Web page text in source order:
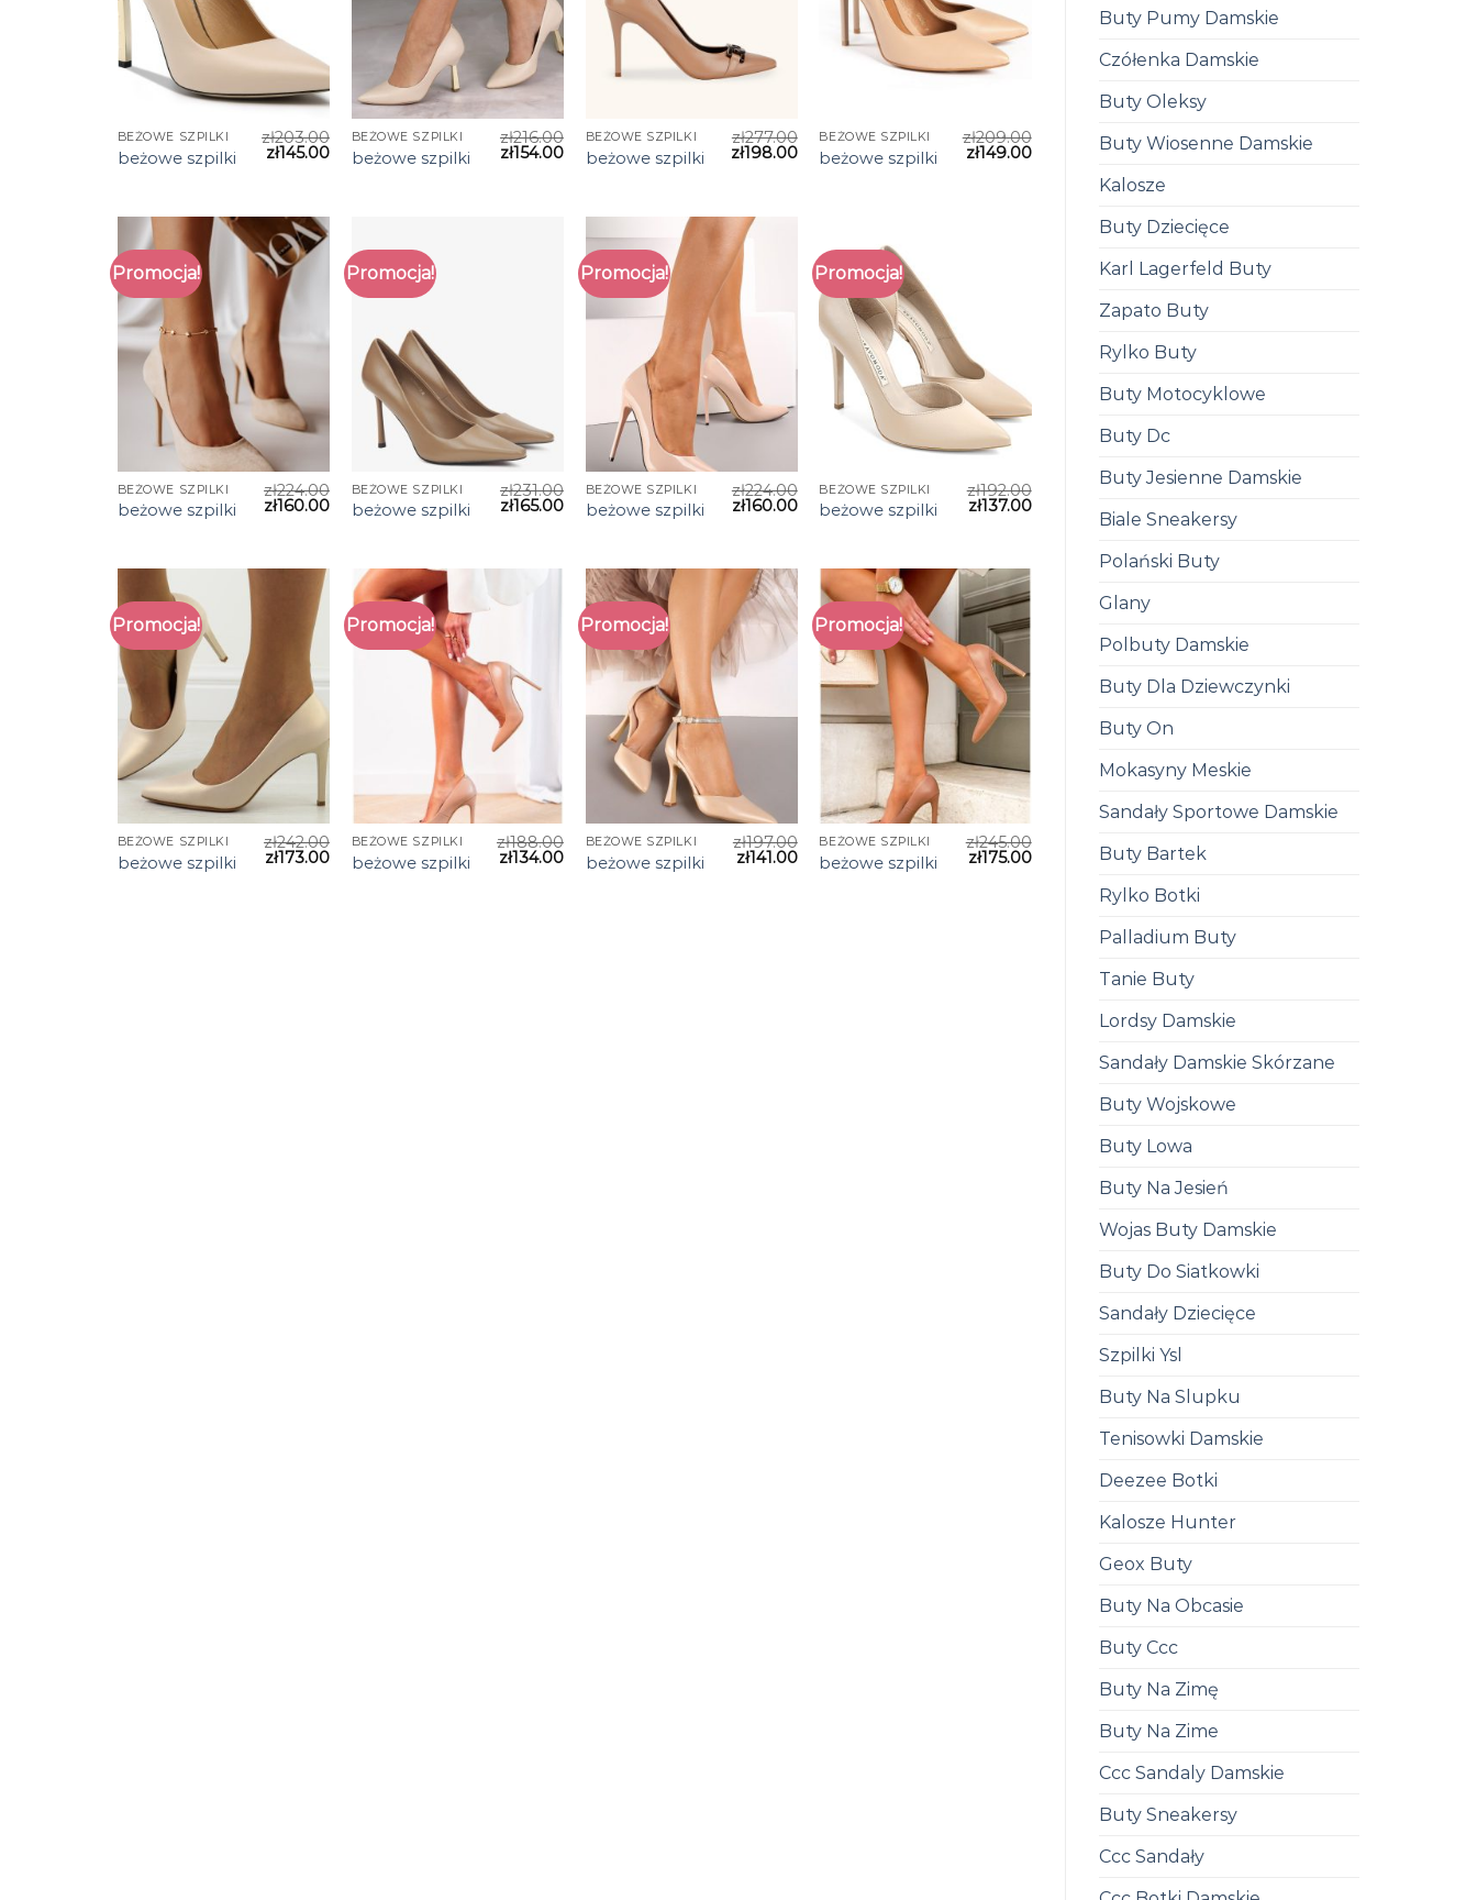
Buty Pumy Damskie
Czółenka Damskie
Buty Oleksy
Buty Wiosenne Damskie
Kalosze
Buty Dziecięce
Karl Lagerfeld Buty
Zapato Buty
Rylko Buty
Buty Motocyklowe
Buty Dc
Buty Jesienne Damskie
Biale Sneakersy
Polański Buty
Glany
Polbuty Damskie
Buty Dla Dziewczynki
Buty On
Mokasyny Meskie
Sandały Sportowe Damskie
Buty Bartek
Rylko Botki
Palladium Buty
Tanie Buty
Lordsy Damskie
Sandały Damskie Skórzane
Buty Wojskowe
Buty Lowa
Buty Na Jesień
Wojas Buty Damskie
Buty Do Siatkowki
Sandały Dziecięce
Szpilki Ysl
Buty Na Slupku
Tenisowki Damskie
Deezee Botki
Kalosze Hunter
Geox Buty
Buty Na Obcasie
Buty Ccc
Buty Na Zimę
Buty Na Zime
Ccc Sandaly Damskie
Buty Sneakersy
Ccc Sandały
BEŻOWE SZPILKI
beżowe szpilki
zł203.00
zł145.00
BEŻOWE SZPILKI
beżowe szpilki
zł216.00
zł154.00
BEŻOWE SZPILKI
beżowe szpilki
zł277.00
zł198.00
BEŻOWE SZPILKI
beżowe szpilki
zł209.00
zł149.00
Promocja!
BEŻOWE SZPILKI
beżowe szpilki
zł224.00
zł160.00
Promocja!
BEŻOWE SZPILKI
beżowe szpilki
zł231.00
zł165.00
Promocja!
BEŻOWE SZPILKI
beżowe szpilki
zł224.00
zł160.00
Promocja!
BEŻOWE SZPILKI
beżowe szpilki
zł192.00
zł137.00
Promocja!
BEŻOWE SZPILKI
beżowe szpilki
zł242.00
zł173.00
Promocja!
BEŻOWE SZPILKI
beżowe szpilki
zł188.00
zł134.00
Promocja!
BEŻOWE SZPILKI
beżowe szpilki
zł197.00
zł141.00
Promocja!
BEŻOWE SZPILKI
beżowe szpilki
zł245.00
zł175.00